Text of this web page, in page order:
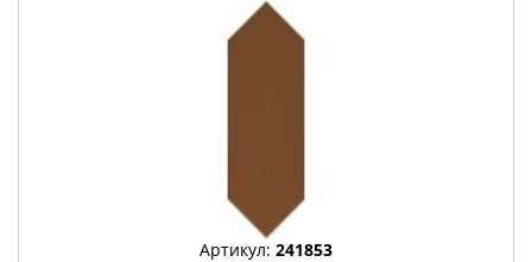
Артикул: 241853